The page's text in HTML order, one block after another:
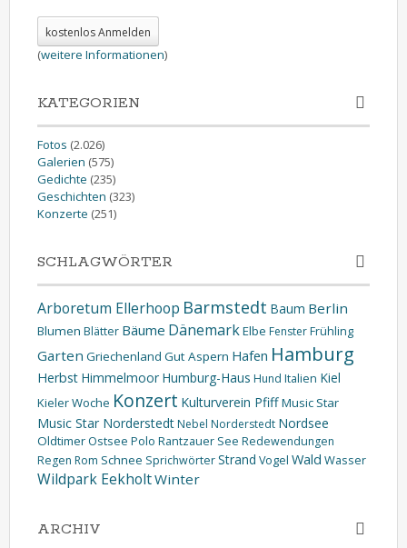
(weitere Informationen)
KATEGORIEN
Fotos (2.026)
Galerien (575)
Gedichte (235)
Geschichten (323)
Konzerte (251)
SCHLAGWÖRTER
Arboretum Ellerhoop Barmstedt Baum Berlin
Blumen Blätter Bäume DänemarkElbe FensterFrühling
Garten Griechenland Gut Aspern Hafen Hamburg
Herbst Himmelmoor Humburg-Haus Hund Italien Kiel
Kieler Woche Konzert Kulturverein PfiffMusic Star
Music Star Norderstedt Nebel Norderstedt Nordsee
OldtimerOstsee Polo Rantzauer See Redewendungen
Regen Rom Schnee SprichwörterStrand Vogel Wald Wasser
Wildpark EekholtWinter
ARCHIV